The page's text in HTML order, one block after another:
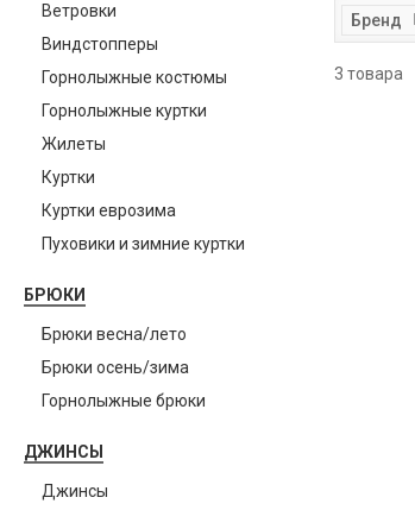
Ветровки
Виндстопперы
Горнолыжные костюмы
Горнолыжные куртки
Жилеты
Куртки
Куртки еврозима
Пуховики и зимние куртки
БРЮКИ
Брюки весна/лето
Брюки осень/зима
Горнолыжные брюки
ДЖИНСЫ
Джинсы
Бренд
3 товара